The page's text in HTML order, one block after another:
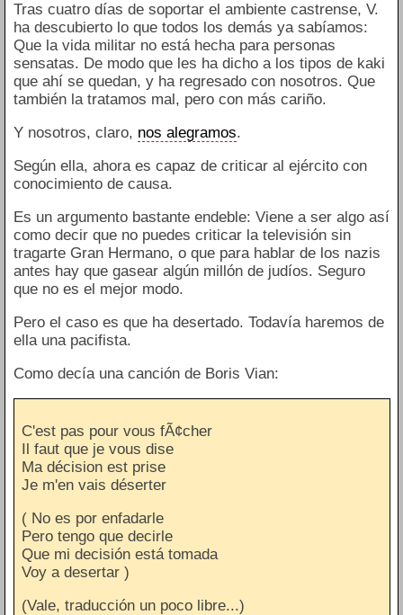
Tras cuatro días de soportar el ambiente castrense, V.
ha descubierto lo que todos los demás ya sabíamos:
Que la vida militar no está hecha para personas
sensatas. De modo que les ha dicho a los tipos de kaki
que ahí se quedan, y ha regresado con nosotros. Que
también la tratamos mal, pero con más cariño.
Y nosotros, claro, nos alegramos.
Según ella, ahora es capaz de criticar al ejército con
conocimiento de causa.
Es un argumento bastante endeble: Viene a ser algo así
como decir que no puedes criticar la televisión sin
tragarte Gran Hermano, o que para hablar de los nazis
antes hay que gasear algún millón de judíos. Seguro
que no es el mejor modo.
Pero el caso es que ha desertado. Todavía haremos de
ella una pacifista.
Como decía una canción de Boris Vian:
C'est pas pour vous fÃ¢cher
Il faut que je vous dise
Ma décision est prise
Je m'en vais déserter
( No es por enfadarle
Pero tengo que decirle
Que mi decisión está tomada
Voy a desertar )
(Vale, traducción un poco libre...)